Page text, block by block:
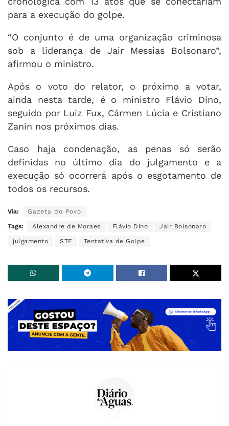
para a execução do golpe.
“O conjunto é de uma organização criminosa
sob a liderança de Jair Messias Bolsonaro”,
afirmou o ministro.
Após o voto do relator, o próximo a votar,
ainda nesta tarde, é o ministro Flávio Dino,
seguido por Luiz Fux, Cármen Lúcia e Cristiano
Zanin nos próximos dias.
Caso haja condenação, as penas só serão
definidas no último dia do julgamento e a
execução só ocorrerá após o esgotamento de
todos os recursos.
Via: Gazeta do Povo
Tags: Alexandre de Moraes Flávio Dino Jair Bolsonaro
julgamento STF Tentativa de Golpe